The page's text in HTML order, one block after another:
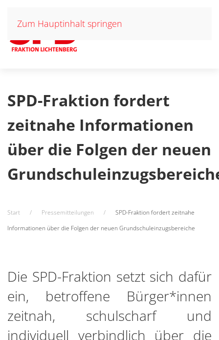
Zum Hauptinhalt springen
SPD-Fraktion fordert
zeitnahe Informationen
über die Folgen der neuen
Start Pressemitteilungen
SPD-Fraktion fordert zeitnahe
Informationen über die Folgen der neuen Grundschuleinzugsbereiche
Die SPD-Fraktion setzt sich dafür
ein, betroffene Bürger*innen
zeitnah, schulscharf und
individuell verbindlich über die